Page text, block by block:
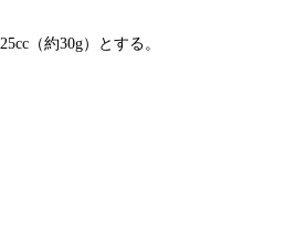
（約30g）とする。